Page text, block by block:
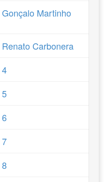
Martinho
Carbonera